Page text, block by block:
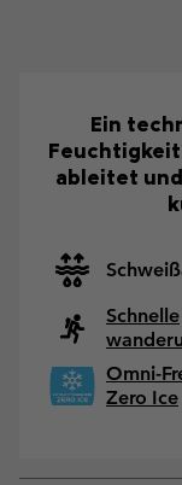
Ein
ableitet
Schnelle
Omni-
Zero Ice